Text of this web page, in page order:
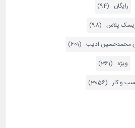
رایگان (94)
پلاس (98)
محمدحسین ادیب (601)
ویژه (361)
و کار (3056)